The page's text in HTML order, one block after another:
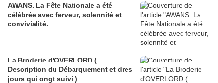
AWANS. La Fête Nationale a été
célébrée avec ferveur, solennité et
convivialité.
La Broderie d'OVERLORD (
Description du Débarquement et dres
jours qui ongt suivi )